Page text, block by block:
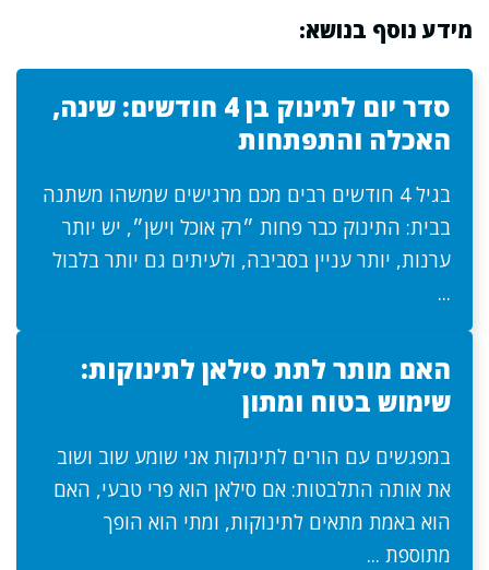
מידע נוסף בנושא:
סדר יום לתינוק בן 4 חודשים: שינה,
האכלה והתפתחות
בגיל 4 חודשים רבים מכם מרגישים שמשהו משתנה
בבית: התינוק כבר פחות ״רק אוכל וישן״, יש יותר
ערנות, יותר עניין בסביבה, ולעיתים גם יותר בלבול
...
האם מותר לתת סילאן לתינוקות:
שימוש בטוח ומתון
במפגשים עם הורים לתינוקות אני שומע שוב ושוב
את אותה התלבטות: אם סילאן הוא פרי טבעי, האם
הוא באמת מתאים לתינוקות, ומתי הוא הופך
מתוספת ...